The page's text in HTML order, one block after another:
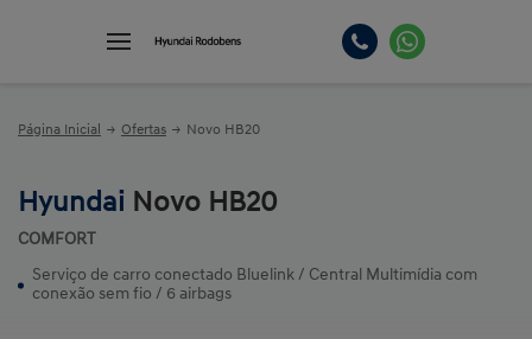
Página Inicial Ofertas Novo HB20
Hyundai Novo HB20
COMFORT
Serviço de carro conectado Bluelink / Central Multimídia com
conexão sem fio / 6 airbags